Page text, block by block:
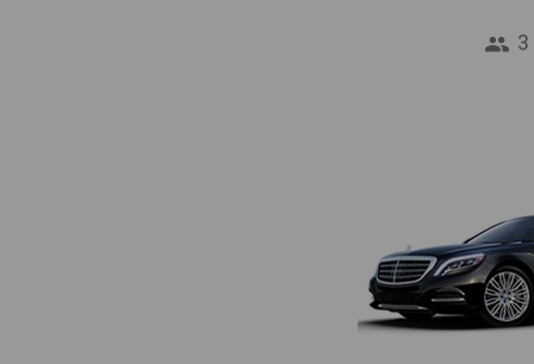
3